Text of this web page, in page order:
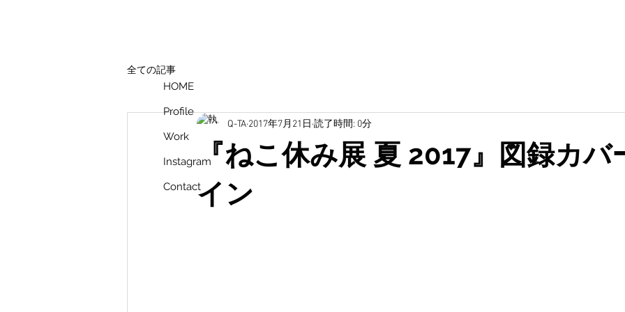
全ての記事
『ねこ休み展 夏 2017』図録カバ
イン
Q-TA 2017年7月21日 読了時間: 0分
HOME
Profile
Work
Instagram
Contact